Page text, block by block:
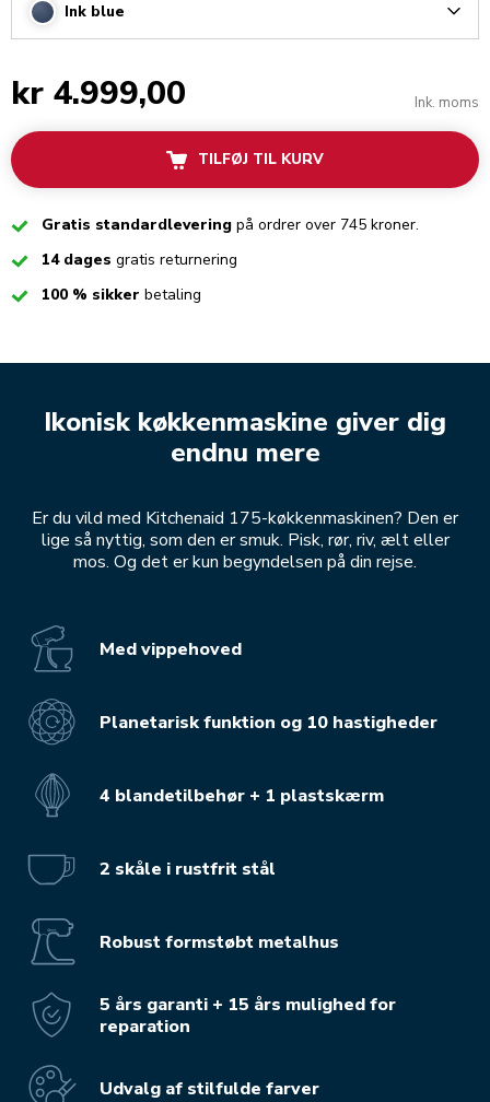
Ink blue
kr 4.999,00 Ink. moms
TILFØJ TIL KURV
CheckedGratis standardlevering på ordrer over 745 kroner.
Checked14 dages gratis returnering
Checked100 % sikker betaling
Ikonisk køkkenmaskine giver dig
endnu mere
Er du vild med Kitchenaid 175-køkkenmaskinen? Den er
lige så nyttig, som den er smuk. Pisk, rør, riv, ælt eller
mos. Og det er kun begyndelsen på din rejse.
Med vippehoved
Planetarisk funktion og 10 hastigheder
4 blandetilbehør + 1 plastskærm
2 skåle i rustfrit stål
Robust formstøbt metalhus
5 års garanti + 15 års mulighed for
reparation
Udvalg af stilfulde farver